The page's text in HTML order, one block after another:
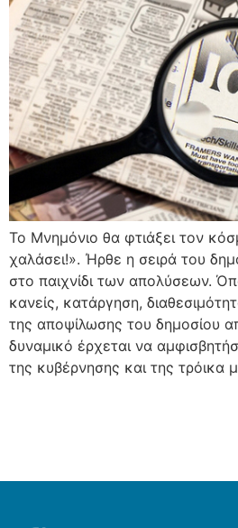
Το Μνημόνιο θα φτιάξει τον
χαλάσει!». Ήρθε η σειρά του
στο παιχνίδι των απολύσεων.
κανείς, κατάργηση,
της αποψίλωσης του δημοσίου
δυναμικό έρχεται να
της κυβέρνησης και της τρόικα